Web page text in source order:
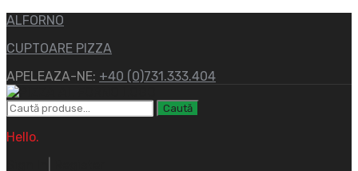
ALFORNO
CUPTOARE PIZZA
APELEAZA-NE: +40 (0)731.333.404
Caută
Hello.